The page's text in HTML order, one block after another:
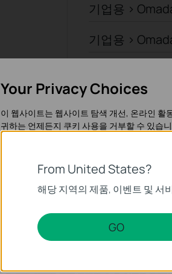
기업용 >
기업용 >
기업용 >
기업용 >
기업용 >
기업용 >
From United States?
해당 지역의 제품, 이벤트 및 서
GO
Your Privacy Choices
이 웹사이트는 웹사이트 탐색 개선, 온라인
귀하는 언제든지 쿠키 사용을 거부할 수 있습
분석 및 마케팅 쿠키
분석 쿠키는 웹사이트의 기능을 개선하고 조